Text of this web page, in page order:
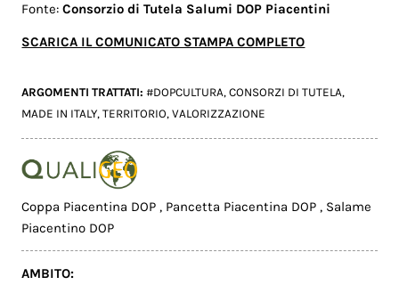
Fonte:Consorzio di Tutela Salumi DOP Piacentini
SCARICA IL COMUNICATO STAMPA COMPLETO
ARGOMENTI TRATTATI:#DOPCULTURA,CONSORZI DI TUTELA,
MADE IN ITALY,TERRITORIO,VALORIZZAZIONE
Coppa Piacentina DOP, Pancetta Piacentina DOP, Salame
Piacentino DOP
AMBITO: